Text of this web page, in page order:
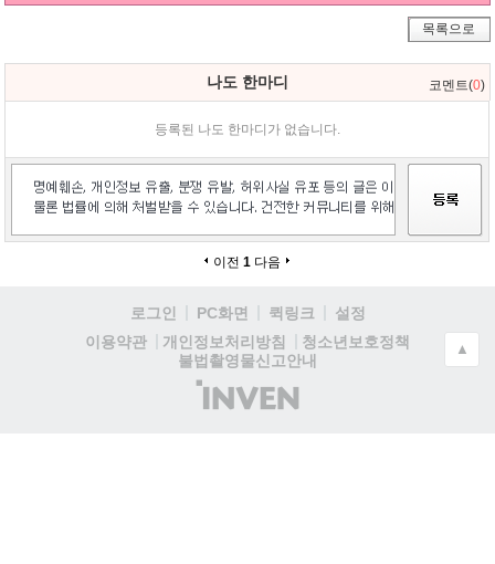
목록으로
나도 한마디 코멘트(0)
등록된 나도 한마디가 없습니다.
이전 1 다음
로그인 PC화면 퀵링크
설정
이용약관
개인정보처리방침
청소년보호정책
불법촬영물신고안내
(주)
인
▲